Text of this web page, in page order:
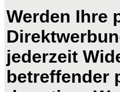
Werden Ihre
jederzeit
betreffender